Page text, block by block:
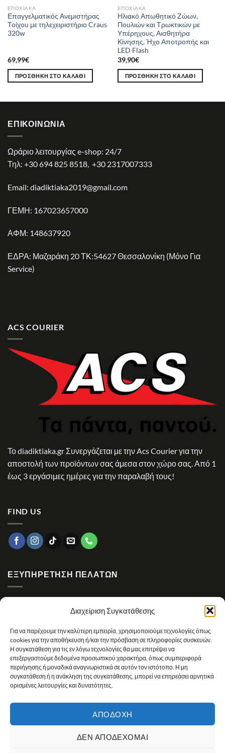
Διαχείριση Συγκατάθεσης
Για να παρέχουμε την καλύτερη εμπειρία, χρησιμοποιούμε τεχνολογίες όπως
cookies για την αποθήκευση ή/και την πρόσβαση σε πληροφορίες συσκευών.
Η συγκατάθεση για τις εν λόγω τεχνολογίες θα μας επιτρέψει να
επεξεργαστούμε δεδομένα προσωπικού χαρακτήρα, όπως συμπεριφορά
περιήγησης ή μοναδικά αναγνωριστικά σε αυτόν τον ιστότοπο. Η μη
συγκατάθεση ή η ανάκληση της συγκατάθεσης, μπορεί να επηρεάσει αρνητικά
ορισμένες λειτουργίες και δυνατότητες.
ΑΠΟΔΟΧΉ
ΔΕΝ ΑΠΟΔΈΧΟΜΑΙ
ΕΠΟΧΙΑΚΆ
Επαγγελματικός Ανεμιστήρας
Τοίχου με τηλεχειριστήριο Craus
320w
69,99€
ΠΡΟΣΘΉΚΗ ΣΤΟ ΚΑΛΆΘΙ
ΕΠΟΧΙΑΚΆ
Ηλιακό Απωθητικό Ζώων,
Πουλιών και Τρωκτικών με
Υπέρηχους, Αισθητήρα
Κίνησης, Ήχο Αποτροπής και
LED Flash
39,90€
ΠΡΟΣΘΉΚΗ ΣΤΟ ΚΑΛΆΘΙ
ΕΠΙΚΟΙΝΩΝΊΑ
Ωράριο λειτουργίας e-shop: 24/7
Τηλ: +30 694 825 8518, +30 2317007333
Email: diadiktiaka2019@gmail.com
ΓΕΜΗ: 167023657000
ΑΦΜ: 148637920
ΕΔΡΑ: Μαζαράκη 20 ΤΚ:54627 Θεσσαλονίκη (Μόνο Για
Service)
ACS COURIER
Το diadiktiaka.gr Συνεργάζεται με την Acs Courier για την
αποστολή των προϊόντων σας άμεσα στον χώρο σας. Από 1
έως 3 εργάσιμες ημέρες για την παραλαβή τους!
FIND US
ΕΞΥΠΗΡΈΤΗΣΗ ΠΕΛΑΤΏΝ
Πολιτική απορρήτου
Πολιτική Cookies
Πολιτική επιστροφών
Όροι και Προϋποθέσεις
Όροι χρήσης
Τρόποι Πληρωμής